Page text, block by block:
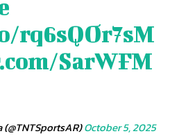
rq6sQOr7sM
SarWFM
October 5, 2025